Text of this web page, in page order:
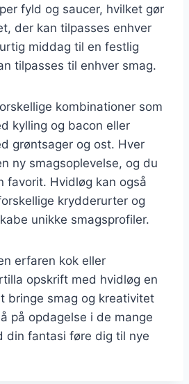
fyld og saucer, hvilket gør
der kan tilpasses enhver
middag til en festlig
tilpasses til enhver smag.
kombinationer som
kylling og bacon eller
grøntsager og ost. Hver
ny smagsoplevelse, og du
favorit. Hvidløg kan også
krydderurter og
unikke smagsprofiler.
erfaren kok eller
opskrift med hvidløg en
bringe smag og kreativitet
på opdagelse i de mange
din fantasi føre dig til nye